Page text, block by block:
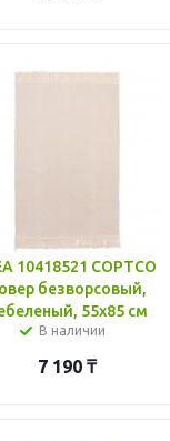
10418521 СОРТСО
безворсовый,
55x85 см
В наличии
7 190 ₸